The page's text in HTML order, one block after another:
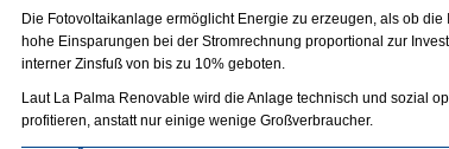
Die Fotovoltaikanlage ermöglicht Energie zu erzeugen, als ob
hohe Einsparungen bei der Stromrechnung proportional zur
interner Zinsfuß von bis zu 10% geboten.
Laut La Palma Renovable wird die Anlage technisch und sozial
profitieren, anstatt nur einige wenige Großverbraucher.